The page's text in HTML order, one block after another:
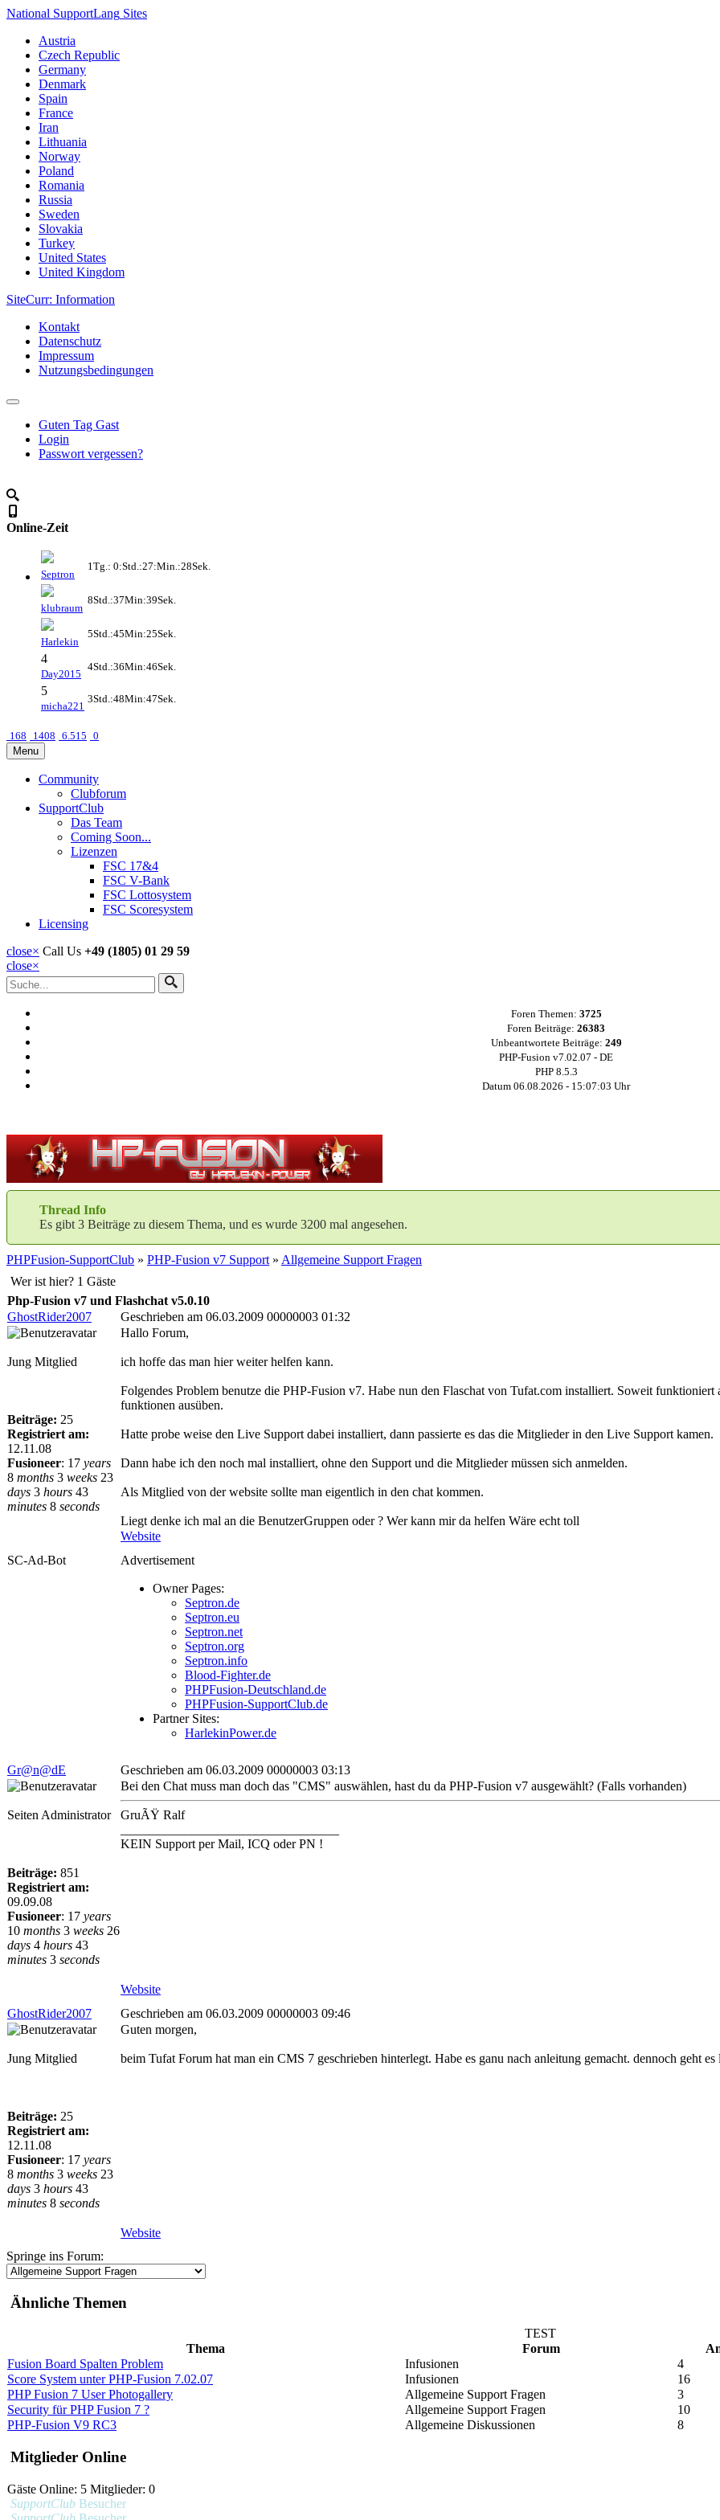
National SupportLang Sites
Austria
Czech Republic
Germany
Denmark
Spain
France
Iran
Lithuania
Norway
Poland
Romania
Russia
Sweden
Slovakia
Turkey
United States
United Kingdom
SiteCurr: Information
Kontakt
Datenschutz
Impressum
Nutzungsbedingungen
Guten Tag Gast
Login
Passwort vergessen?
Online-Zeit
Septron
1Tg.: 0:Std.:27:Min.:28Sek.
klubraum
8Std.:37Min:39Sek.
Harlekin
5Std.:45Min:25Sek.
4
Day2015
4Std.:36Min:46Sek.
5
micha221
3Std.:48Min:47Sek.
168 1408 6.515 0
Menu
Community
Clubforum
SupportClub
Das Team
Coming Soon...
Lizenzen
FSC 17&4
FSC V-Bank
FSC Lottosystem
FSC Scoresystem
Licensing
close× Call Us +49 (1805) 01 29 59
close×
Foren Themen: 3725
Foren Beiträge: 26383
Unbeantwortete Beiträge: 249
PHP-Fusion v7.02.07 - DE
PHP 8.5.3
Datum 06.08.2026 - 15:07:04 Uhr
Thread Info
Es gibt 3 Beiträge zu diesem Thema, und es wurde 3200 mal angesehen.
PHPFusion-SupportClub » PHP-Fusion v7 Support » Allgemeine Support Fragen
Wer ist hier? 1 Gäste
Php-Fusion v7 und Flashchat v5.0.10
GhostRider2007
Geschrieben am 06.03.2009 00000003 01:32
Jung Mitglied
Beiträge: 25
Registriert am:
12.11.08
Fusioneer: 17 years
8 months 3 weeks 23
days 3 hours 43
minutes 8 seconds
Hallo Forum,
ich hoffe das man hier weiter helfen kann.
Folgendes Problem benutze die PHP-Fusion v7. Habe nun den Flaschat von Tufat.com installiert. Soweit
funktionen ausüben.
Hatte probe weise den Live Support dabei installiert, dann passierte es das die Mitglieder in den Live Support kamen.
Dann habe ich den noch mal installiert, ohne den Support und die Mitglieder müssen sich anmelden.
Als Mitglied von der website sollte man eigentlich in den chat kommen.
Liegt denke ich mal an die BenutzerGruppen oder ? Wer kann mir da helfen Wäre echt toll
Website
SC-Ad-Bot
Advertisement
Owner Pages:
Septron.de
Septron.eu
Septron.net
Septron.org
Septron.info
Blood-Fighter.de
PHPFusion-Deutschland.de
PHPFusion-SupportClub.de
Partner Sites:
HarlekinPower.de
Gr@n@dE Geschrieben am 06.03.2009 00000003 03:13
Seiten Administrator
Beiträge: 851
Registriert am:
09.09.08
Fusioneer: 17 years
10 months 3 weeks 26
days 4 hours 43
minutes 3 seconds
Bei den Chat muss man doch das "CMS" auswählen, hast du da PHP-Fusion v7 ausgewählt? (Falls vorhanden)
GruÃŸ Ralf
KEIN Support per Mail, ICQ oder PN !
Website
GhostRider2007
Geschrieben am 06.03.2009 00000003 09:46
Jung Mitglied
Beiträge: 25
Registriert am:
12.11.08
Fusioneer: 17 years
8 months 3 weeks 23
days 3 hours 43
minutes 8 seconds
Guten morgen,
beim Tufat Forum hat man ein CMS 7 geschrieben hinterlegt. Habe es ganu nach anleitung gemacht. dennoch geht es
Website
Springe ins Forum:
Ähnliche Themen
TEST
Thema
Forum
Fusion Board Spalten Problem
Infusionen
4
Score System unter PHP-Fusion 7.02.07
Infusionen
16
PHP Fusion 7 User Photogallery
Allgemeine Support Fragen
3
Security für PHP Fusion 7 ?
Allgemeine Support Fragen
10
PHP-Fusion V9 RC3
Allgemeine Diskussionen 8
Mitglieder Online
Gäste Online: 5 Mitglieder: 0
SupportClub Besucher